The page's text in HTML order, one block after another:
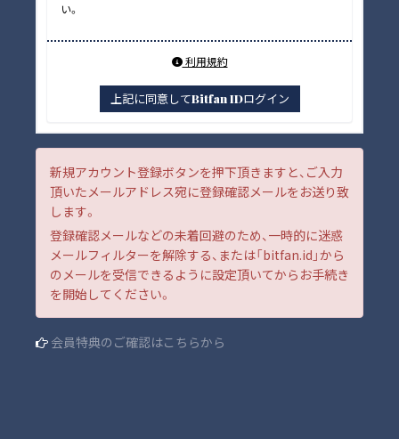
い。
利用規約
上記に同意してBitfan IDログイン
新規アカウント登録ボタンを押下頂きますと、ご入力
頂いたメールアドレス宛に登録確認メールをお送り致
します。
登録確認メールなどの未着回避のため、一時的に迷惑
メールフィルターを解除する、または「bitfan.id」から
のメールを受信できるように設定頂いてからお手続き
を開始してください。
会員特典のご確認はこちらから